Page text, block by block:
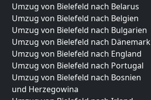
Umzug von Bielefeld nach Belarus
Umzug von Bielefeld nach Belgien
Umzug von Bielefeld nach Bulgarien
Umzug von Bielefeld nach Dänemark
Umzug von Bielefeld nach England
Umzug von Bielefeld nach Portugal
Umzug von Bielefeld nach Bosnien
und Herzegowina